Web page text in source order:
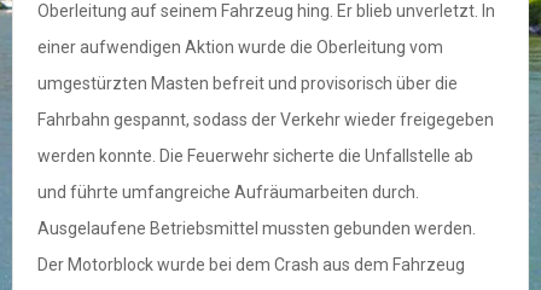
Oberleitung auf seinem Fahrzeug hing. Er blieb unverletzt. In
einer aufwendigen Aktion wurde die Oberleitung vom
umgestürzten Masten befreit und provisorisch über die
Fahrbahn gespannt, sodass der Verkehr wieder freigegeben
werden konnte. Die Feuerwehr sicherte die Unfallstelle ab
und führte umfangreiche Aufräumarbeiten durch.
Ausgelaufene Betriebsmittel mussten gebunden werden.
Der Motorblock wurde bei dem Crash aus dem Fahrzeug